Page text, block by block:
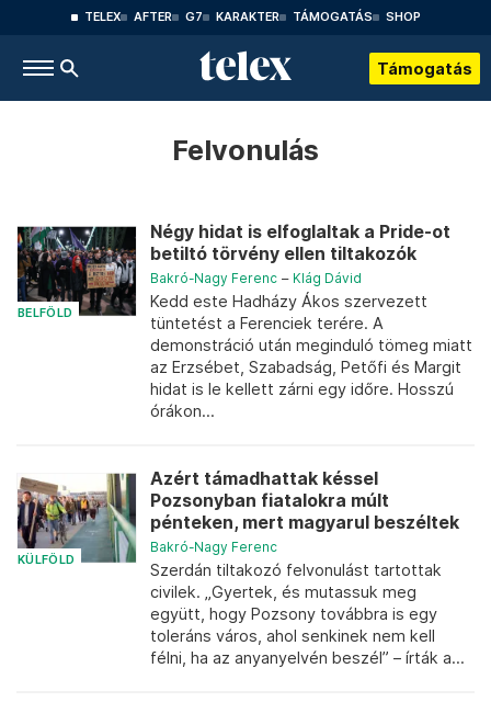
TELEX AFTER G7 KARAKTER TÁMOGATÁS SHOP
Támogatás
Felvonulás
BELFÖLD
Négy hidat is elfoglaltak a Pride-ot
betiltó törvény ellen tiltakozók
Bakró-Nagy Ferenc – Klág Dávid
Kedd este Hadházy Ákos szervezett
tüntetést a Ferenciek terére. A
demonstráció után meginduló tömeg miatt
az Erzsébet, Szabadság, Petőfi és Margit
hidat is le kellett zárni egy időre. Hosszú
órákon...
KÜLFÖLD
Azért támadhattak késsel
Pozsonyban fiatalokra múlt
pénteken, mert magyarul beszéltek
Bakró-Nagy Ferenc
Szerdán tiltakozó felvonulást tartottak
civilek. „Gyertek, és mutassuk meg
együtt, hogy Pozsony továbbra is egy
toleráns város, ahol senkinek nem kell
félni, ha az anyanyelvén beszél” – írták a...